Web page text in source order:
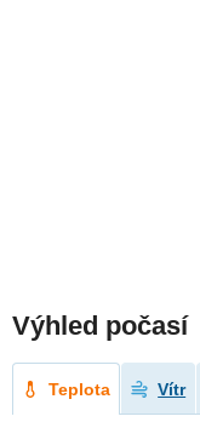
Výhled počasí
Teplota Vítr